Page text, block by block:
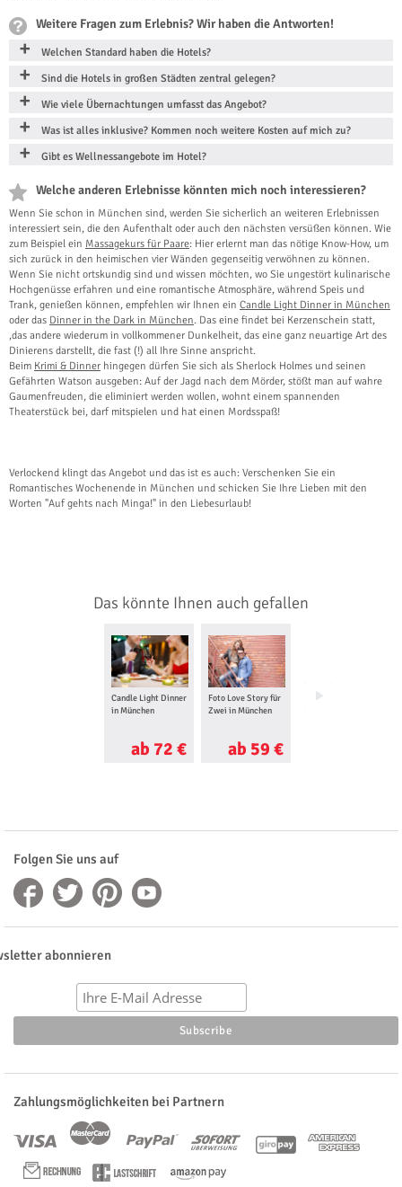
Weitere Fragen zum Erlebnis? Wir haben die Antworten!
Welchen Standard haben die Hotels?
Sind die Hotels in großen Städten zentral gelegen?
Wie viele Übernachtungen umfasst das Angebot?
Was ist alles inklusive? Kommen noch weitere Kosten auf mich zu?
Gibt es Wellnessangebote im Hotel?
Welche anderen Erlebnisse könnten mich noch interessieren?
Wenn Sie schon in München sind, werden Sie sicherlich an weiteren Erlebnissen
interessiert sein, die den Aufenthalt oder auch den nächsten versüßen können. Wie
zum Beispiel ein Massagekurs für Paare: Hier erlernt man das nötige Know-How, um
sich zurück in den heimischen vier Wänden gegenseitig verwöhnen zu können.
Wenn Sie nicht ortskundig sind und wissen möchten, wo Sie ungestört kulinarische
Hochgenüsse erfahren und eine romantische Atmosphäre, während Speis und
Trank, genießen können, empfehlen wir Ihnen ein Candle Light Dinner in München
oder das Dinner in the Dark in München. Das eine findet bei Kerzenschein statt,
,das andere wiederum in vollkommener Dunkelheit, das eine ganz neuartige Art des
Dinierens darstellt, die fast (!) all Ihre Sinne anspricht.
Beim Krimi & Dinner hingegen dürfen Sie sich als Sherlock Holmes und seinen
Gefährten Watson ausgeben: Auf der Jagd nach dem Mörder, stößt man auf wahre
Gaumenfreuden, die eliminiert werden wollen, wohnt einem spannenden
Theaterstück bei, darf mitspielen und hat einen Mordsspaß!
Verlockend klingt das Angebot und das ist es auch: Verschenken Sie ein
Romantisches Wochenende in München und schicken Sie Ihre Lieben mit den
Worten "Auf gehts nach Minga!" in den Liebesurlaub!
Das könnte Ihnen auch gefallen
Candle Light Dinner
in München
ab 72 €
Foto Love Story für
Zwei in München
ab 59 €
Rikscha Tour in
Folgen Sie uns auf
abonnieren
Zahlungsmöglichkeiten bei Partnern